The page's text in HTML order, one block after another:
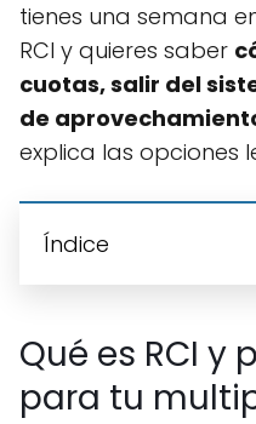
tienes una semana
RCI y quieres saber
cuotas, salir del
de
explica las opciones
Índice
Qué es RCI y
para tu